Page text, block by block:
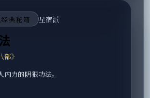
典秘籍 星宿派
部》
内力的阴狠功法。